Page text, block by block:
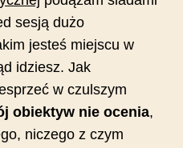
sesją dużo
jesteś miejscu w
idziesz. Jak
w czulszym
obiektyw nie ocenia,
niczego z czym